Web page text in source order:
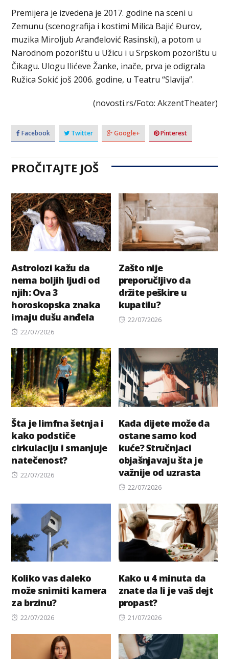
Premijera je izvedena je 2017. godine na sceni u
Zemunu (scenografija i kostimi Milica Bajić Đurov,
muzika Miroljub Aranđelović Rasinski), a potom u
Narodnom pozorištu u Užicu i u Srpskom pozorištu u
Čikagu. Ulogu Ilićeve Žanke, inače, prva je odigrala
Ružica Sokić još 2006. godine, u Teatru “Slavija”.
(novosti.rs/Foto: AkzentTheater)
Facebook Twitter Google+ Pinterest
PROČITAJTE JOŠ
Astrolozi kažu da
nema boljih ljudi od
njih: Ova 3
horoskopska znaka
imaju dušu anđela
Posted
22/07/2026
Zašto nije
preporučljivo da
držite peškire u
kupatilu?
Posted
22/07/2026
Šta je limfna šetnja i
kako podstiče
cirkulaciju i smanjuje
natečenost?
Posted
22/07/2026
Kada dijete može da
ostane samo kod
kuće? Stručnjaci
objašnjavaju šta je
važnije od uzrasta
Posted
22/07/2026
Koliko vas daleko
može snimiti kamera
za brzinu?
Posted
22/07/2026
Kako u 4 minuta da
znate da li je vaš dejt
propast?
Posted
21/07/2026